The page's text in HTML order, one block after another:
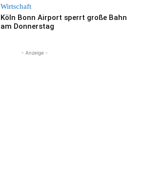
Wirtschaft
Köln Bonn Airport sperrt große Bahn
am Donnerstag
- Anzeige -